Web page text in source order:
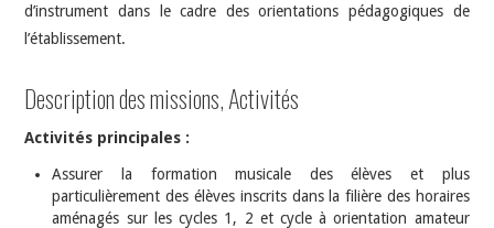
d’instrument dans le cadre des orientations pédagogiques de
l’établissement.
Description des missions, Activités
Activités principales :
Assurer la formation musicale des élèves et plus
particulièrement des élèves inscrits dans la filière des horaires
aménagés sur les cycles 1, 2 et cycle à orientation amateur